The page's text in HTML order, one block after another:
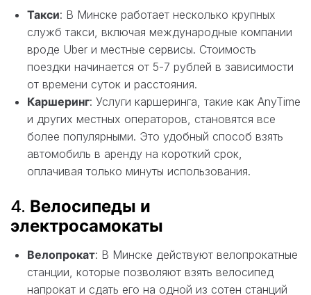
Такси: В Минске работает несколько крупных
служб такси, включая международные компании
вроде Uber и местные сервисы. Стоимость
поездки начинается от 5-7 рублей в зависимости
от времени суток и расстояния.
Каршеринг: Услуги каршеринга, такие как AnyTime
и других местных операторов, становятся все
более популярными. Это удобный способ взять
автомобиль в аренду на короткий срок,
оплачивая только минуты использования.
4. Велосипеды и
электросамокаты
Велопрокат: В Минске действуют велопрокатные
станции, которые позволяют взять велосипед
напрокат и сдать его на одной из сотен станций